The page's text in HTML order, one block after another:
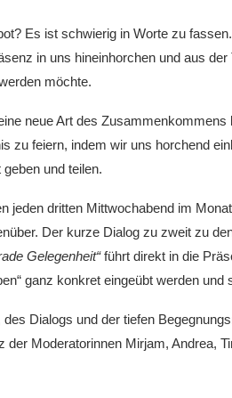
Es ist schwierig in Worte zu
in uns hineinhorchen und aus
möchte.
neue Art des
zu feiern, indem wir uns horchend
und teilen.
jeden dritten Mittwochabend im
Der kurze Dialog zu zweit zu
Gelegenheit“führt direkt in die
ganz konkret eingeübt werden
Dialogs und der tiefen
der Moderatorinnen Mirjam, Andrea,